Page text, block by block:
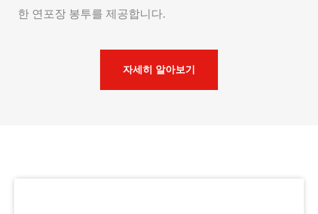
한 연포장 봉투를 제공합니다.
자세히 알아보기